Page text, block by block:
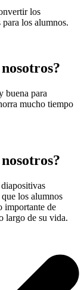
los
los alumnos.
buena para
mucho tiempo
los alumnos
importante de
largo de su vida.